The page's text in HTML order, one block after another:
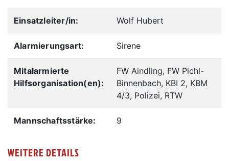
Einsatzleiter/in: Wolf Hubert
Alarmierungsart: Sirene
Mitalarmierte
Hilfsorganisation(en):
FW Aindling, FW Pichl-
Binnenbach, KBI 2, KBM
4/3, Polizei, RTW
Mannschaftsstärke: 9
WEITERE DETAILS